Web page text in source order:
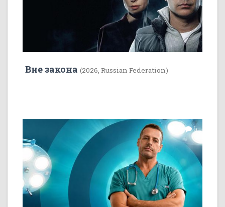
Вне закона (2026, Russian Federation)
7 5